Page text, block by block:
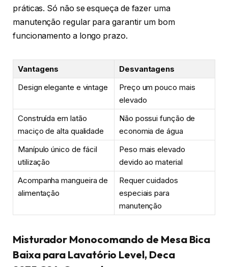
práticas. Só não se esqueça de fazer uma
manutenção regular para garantir um bom
funcionamento a longo prazo.
Vantagens
Desvantagens
Design elegante e vintage
Preço um pouco mais
elevado
Construída em latão
maciço de alta qualidade
Não possui função de
economia de água
Manípulo único de fácil
utilização
Peso mais elevado
devido ao material
Acompanha mangueira de
alimentação
Requer cuidados
especiais para
manutenção
Misturador Monocomando de Mesa Bica
Baixa para Lavatório Level, Deca